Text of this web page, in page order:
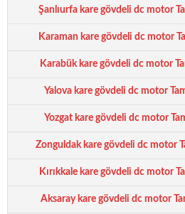
Şanlıurfa kare gövdeli dc motor
Karaman kare gövdeli dc motor
Karabük kare gövdeli dc motor
Yalova kare gövdeli dc motor
Yozgat kare gövdeli dc motor
Zonguldak kare gövdeli dc motor
Kırıkkale kare gövdeli dc motor
Aksaray kare gövdeli dc motor